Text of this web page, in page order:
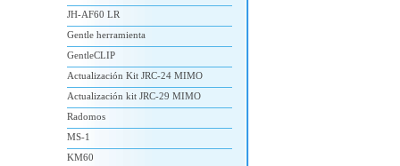
JH-AF60 LR
Gentle herramienta
GentleCLIP
Actualización Kit JRC-24 MIMO
Actualización kit JRC-29 MIMO
Radomos
MS-1
KM60